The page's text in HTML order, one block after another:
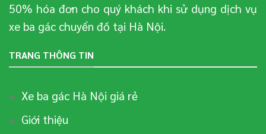
50% hóa đơn cho quý khách khi sử dụng dịch vụ
xe ba gác chuyển đồ tại Hà Nội.
TRANG THÔNG TIN
Xe ba gác Hà Nội giá rẻ
Giới thiệu